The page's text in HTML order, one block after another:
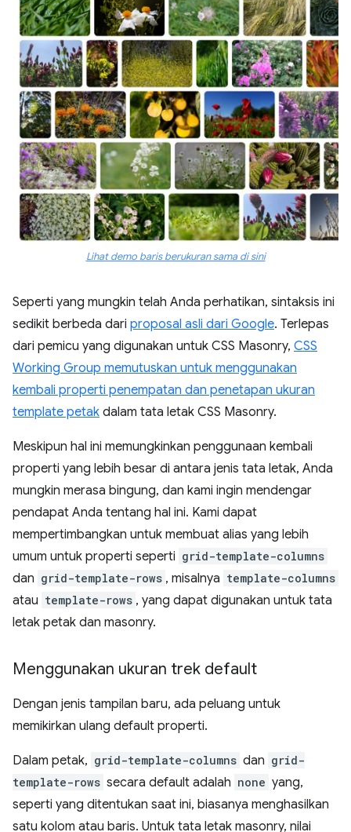
Lihat demo baris berukuran sama di sini
Seperti yang mungkin telah Anda perhatikan, sintaksis ini
sedikit berbeda dari proposal asli dari Google. Terlepas
dari pemicu yang digunakan untuk CSS Masonry, CSS
Working Group memutuskan untuk menggunakan
kembali properti penempatan dan penetapan ukuran
template petak dalam tata letak CSS Masonry.
Meskipun hal ini memungkinkan penggunaan kembali
properti yang lebih besar di antara jenis tata letak, Anda
mungkin merasa bingung, dan kami ingin mendengar
pendapat Anda tentang hal ini. Kami dapat
mempertimbangkan untuk membuat alias yang lebih
umum untuk properti seperti grid-template-columns
dan grid-template-rows , misalnya template-columns
atau template-rows , yang dapat digunakan untuk tata
letak petak dan masonry.
Menggunakan ukuran trek default
Dengan jenis tampilan baru, ada peluang untuk
memikirkan ulang default properti.
Dalam petak, grid-template-columns dan grid-
template-rows secara default adalah none yang,
seperti yang ditentukan saat ini, biasanya menghasilkan
satu kolom atau baris. Untuk tata letak masonry, nilai